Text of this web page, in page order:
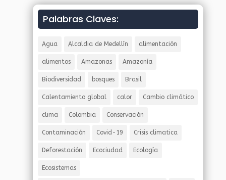
Palabras Claves:
Agua Alcaldia de Medellín alimentación
alimentos Amazonas Amazonía
Biodiversidad bosques Brasil
Calentamiento global calor Cambio climático
clima Colombia Conservación
Contaminación Covid-19 Crisis climatica
Deforestación Ecociudad Ecología
Ecosistemas